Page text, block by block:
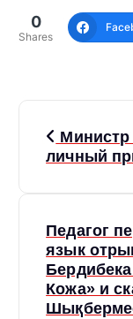
0
Shares
личный
Педагог
язык
Кожа» и